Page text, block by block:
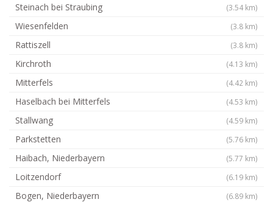
Steinach bei Straubing (3.54 km)
Wiesenfelden (3.8 km)
Rattiszell (3.8 km)
Kirchroth (4.13 km)
Mitterfels (4.42 km)
Haselbach bei Mitterfels (4.53 km)
Stallwang (4.59 km)
Parkstetten (5.76 km)
Haibach, Niederbayern (5.77 km)
Loitzendorf (6.19 km)
Bogen, Niederbayern (6.89 km)